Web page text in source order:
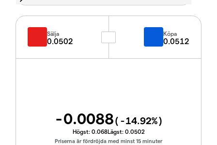
Sälja
0.0502
Köpa
0.0512
-0.0088( -14.92%)
Högst: 0.068Lägst: 0.0502
Priserna är fördröjda med minst 15 minuter